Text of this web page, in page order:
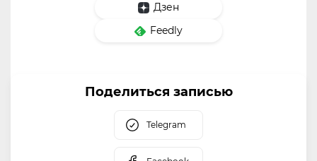
Дзен
Feedly
Поделиться записью
Telegram